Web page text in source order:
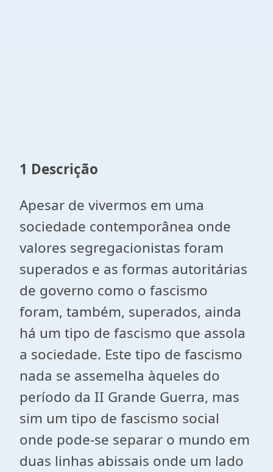
1 Descrição
Apesar de vivermos em uma
sociedade contemporânea onde
valores segregacionistas foram
superados e as formas autoritárias
de governo como o fascismo
foram, também, superados, ainda
há um tipo de fascismo que assola
a sociedade. Este tipo de fascismo
nada se assemelha àqueles do
período da II Grande Guerra, mas
sim um tipo de fascismo social
onde pode-se separar o mundo em
duas linhas abissais onde um lado